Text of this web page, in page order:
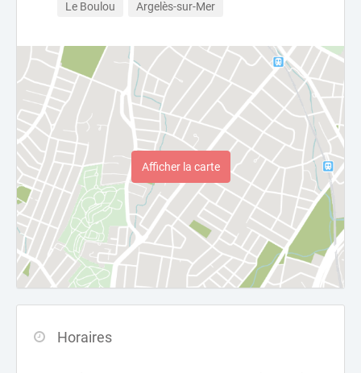
Le Boulou Argelès-sur-Mer
Afficher la carte
Horaires